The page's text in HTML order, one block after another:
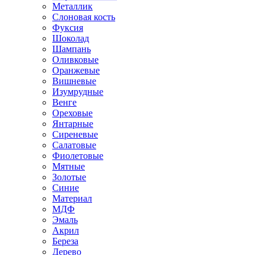
Металлик
Слоновая кость
Фуксия
Шоколад
Шампань
Оливковые
Оранжевые
Вишневые
Изумрудные
Венге
Ореховые
Янтарные
Сиреневые
Салатовые
Фиолетовые
Мятные
Золотые
Синие
Материал
МДФ
Эмаль
Акрил
Береза
Дерево